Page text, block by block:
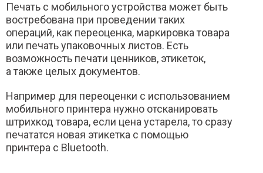
Печать с мобильного устройства может быть
востребована при проведении таких
операций, как переоценка, маркировка товара
или печать упаковочных листов. Есть
возможность печати ценников, этикеток,
а также целых документов.
Например для переоценки с использованием
мобильного принтера нужно отсканировать
штрихкод товара, если цена устарела, то сразу
печататся новая этикетка с помощью
принтера с Bluetooth.